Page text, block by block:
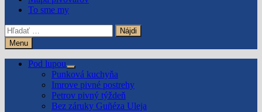
To sme my
Hľadať:
Menu
Pod lupou
Show
sub
menu
Punková kuchyňa
Imrove pivné postrehy
Petrov pivný týždeň
Bez záruky Guñéza Uleja